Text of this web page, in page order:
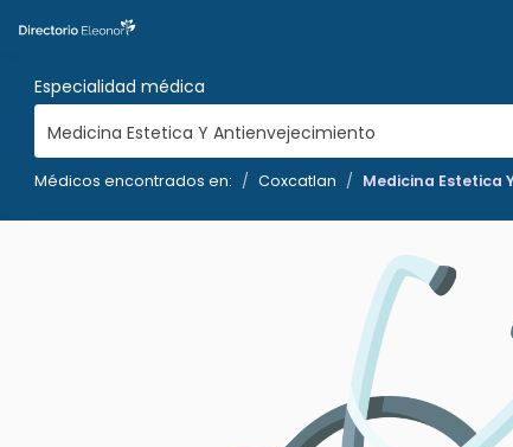
Especialidad médica
Medicina Estetica Y Antienvejecimiento
Médicos encontrados en: Coxcatlan Medicina Estetica